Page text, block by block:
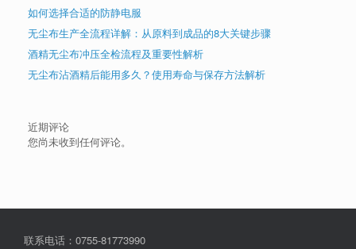
如何选择合适的防静电服
无尘布生产全流程详解：从原料到成品的8大关键步骤
酒精无尘布冲压全检流程及重要性解析
无尘布沾酒精后能用多久？使用寿命与保存方法解析
近期评论
您尚未收到任何评论。
联系电话：0755-81773990